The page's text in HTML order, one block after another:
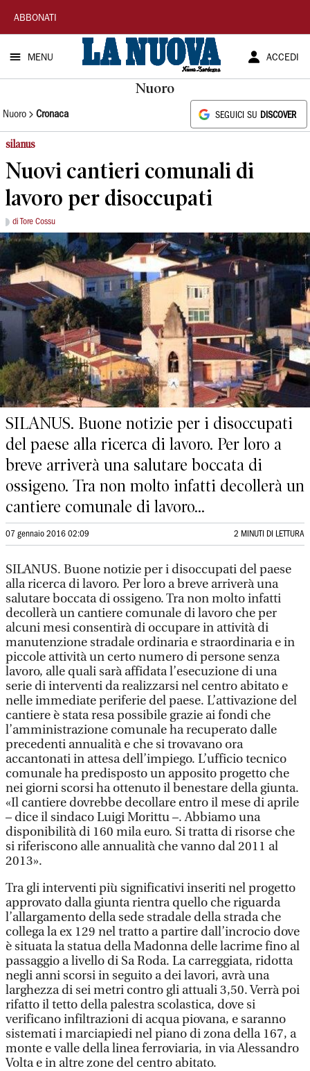
La
Nuova
Sardegna
ABBONATI
MENU ACCEDI
Nuoro
Nuoro Cronaca SEGUICI SU DISCOVER
silanus
Nuovi cantieri comunali di
lavoro per disoccupati
di Tore Cossu
SILANUS. Buone notizie per i disoccupati
del paese alla ricerca di lavoro. Per loro a
breve arriverà una salutare boccata di
ossigeno. Tra non molto infatti decollerà un
cantiere comunale di lavoro...
07 gennaio 2016 02:09 2 MINUTI DI LETTURA
SILANUS. Buone notizie per i disoccupati del paese
alla ricerca di lavoro. Per loro a breve arriverà una
salutare boccata di ossigeno. Tra non molto infatti
decollerà un cantiere comunale di lavoro che per
alcuni mesi consentirà di occupare in attività di
manutenzione stradale ordinaria e straordinaria e in
piccole attività un certo numero di persone senza
lavoro, alle quali sarà affidata l’esecuzione di una
serie di interventi da realizzarsi nel centro abitato e
nelle immediate periferie del paese. L’attivazione del
cantiere è stata resa possibile grazie ai fondi che
l’amministrazione comunale ha recuperato dalle
precedenti annualità e che si trovavano ora
accantonati in attesa dell’impiego. L’ufficio tecnico
comunale ha predisposto un apposito progetto che
nei giorni scorsi ha ottenuto il benestare della giunta.
«Il cantiere dovrebbe decollare entro il mese di aprile
– dice il sindaco Luigi Morittu –. Abbiamo una
disponibilità di 160 mila euro. Si tratta di risorse che
si riferiscono alle annualità che vanno dal 2011 al
2013».
Tra gli interventi più significativi inseriti nel progetto
approvato dalla giunta rientra quello che riguarda
l’allargamento della sede stradale della strada che
collega la ex 129 nel tratto a partire dall’incrocio dove
è situata la statua della Madonna delle lacrime fino al
passaggio a livello di Sa Roda. La carreggiata, ridotta
negli anni scorsi in seguito a dei lavori, avrà una
larghezza di sei metri contro gli attuali 3,50. Verrà poi
rifatto il tetto della palestra scolastica, dove si
verificano infiltrazioni di acqua piovana, e saranno
sistemati i marciapiedi nel piano di zona della 167, a
monte e valle della linea ferroviaria, in via Alessandro
Volta e in altre zone del centro abitato.